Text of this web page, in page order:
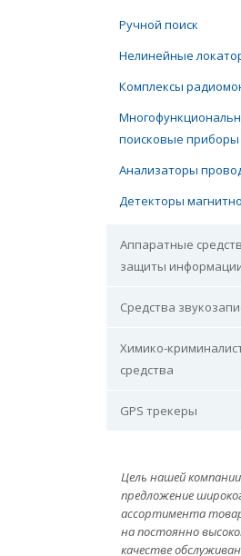
Ручной поиск
Нелинейные
Комплексы
поисковые приборы
Анализаторы
Детекторы
Аппаратные
защиты
Средства
Химико-
средства
GPS трекеры
Цель нашей
предложение
ассортимента
на постоянно
качестве